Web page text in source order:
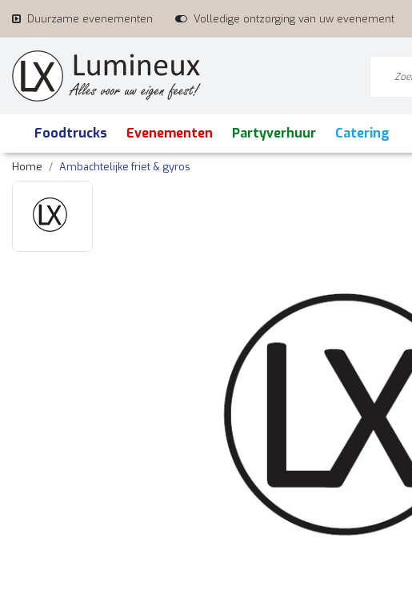
Duurzame evenementen Volledige ontzorging van uw evenement
Foodtrucks Evenementen Partyverhuur Catering
Home Ambachtelijke friet & gyros